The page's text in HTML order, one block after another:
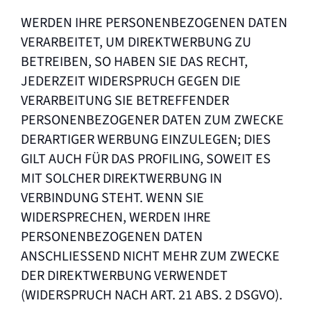
WERDEN IHRE PERSONENBEZOGENEN DATEN
VERARBEITET, UM DIREKTWERBUNG ZU
BETREIBEN, SO HABEN SIE DAS RECHT,
JEDERZEIT WIDERSPRUCH GEGEN DIE
VERARBEITUNG SIE BETREFFENDER
PERSONENBEZOGENER DATEN ZUM ZWECKE
DERARTIGER WERBUNG EINZULEGEN; DIES
GILT AUCH FÜR DAS PROFILING, SOWEIT ES
MIT SOLCHER DIREKTWERBUNG IN
VERBINDUNG STEHT. WENN SIE
WIDERSPRECHEN, WERDEN IHRE
PERSONENBEZOGENEN DATEN
ANSCHLIESSEND NICHT MEHR ZUM ZWECKE
DER DIREKTWERBUNG VERWENDET
(WIDERSPRUCH NACH ART. 21 ABS. 2 DSGVO).